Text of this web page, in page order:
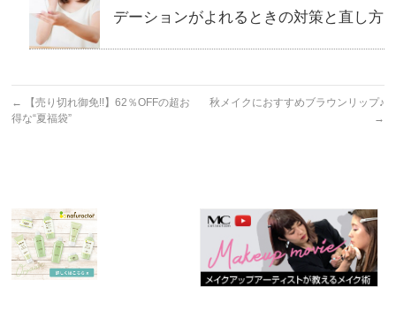
デーションがよれるときの対策と直し方
←
【売り切れ御免!!】62％OFFの超お
得な“夏福袋”
秋メイクにおすすめブラウンリップ♪
→